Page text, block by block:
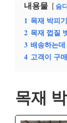
내용물 숨
1 목재 박피
2 목재 껍질
3 배송하는
4 고객이 구
목재